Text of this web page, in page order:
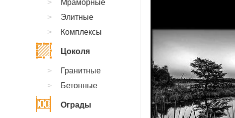
Мраморные
Элитные
Комплексы
Цоколя
Гранитные
Бетонные
Ограды